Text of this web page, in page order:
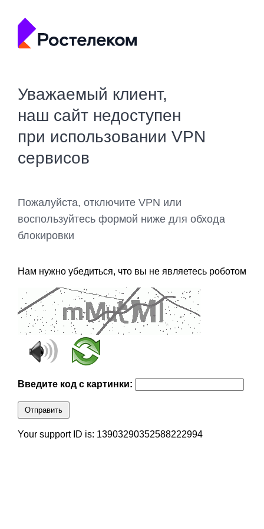
Уважаемый клиент,
наш сайт недоступен
при использовании VPN
сервисов
Пожалуйста, отключите VPN или
воспользуйтесь формой ниже для обхода
блокировки
Нам нужно убедиться, что вы не являетесь роботом
Введите код с картинки:
Отправить
Your support ID is: 13903290352588222994